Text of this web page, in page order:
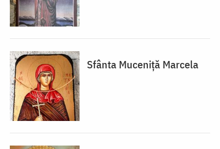
Sfânta Muceniță Marcela